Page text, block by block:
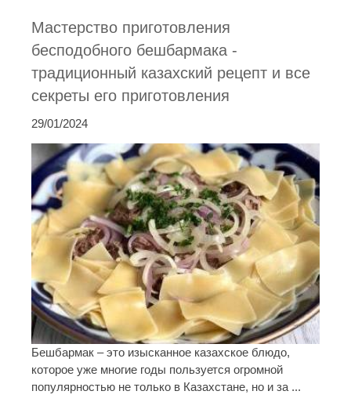
Мастерство приготовления
бесподобного бешбармака -
традиционный казахский рецепт и все
секреты его приготовления
29/01/2024
Бешбармак – это изысканное казахское блюдо,
которое уже многие годы пользуется огромной
популярностью не только в Казахстане, но и за ...